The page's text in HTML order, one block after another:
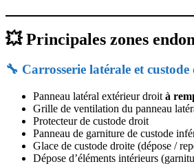
💥 Principales zones
🔧 Carrosserie latérale et
Panneau latéral extérieur droit à
Grille de ventilation du panneau
Protecteur de custode droit
Panneau de garniture de custode
Glace de custode droite (dépose /
Dépose d’éléments intérieurs